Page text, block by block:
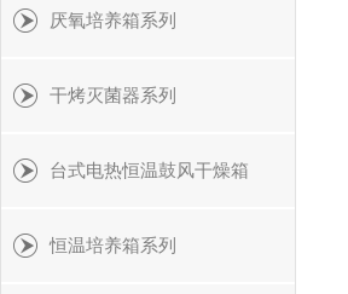
厌氧培养箱系列
干烤灭菌器系列
台式电热恒温鼓风干燥箱
恒温培养箱系列